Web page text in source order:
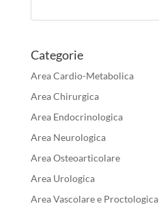
Categorie
Area Cardio-Metabolica
Area Chirurgica
Area Endocrinologica
Area Neurologica
Area Osteoarticolare
Area Urologica
Area Vascolare e Proctologica